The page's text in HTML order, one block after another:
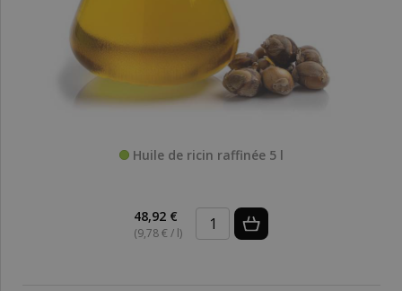
Huile de ricin raffinée 5 l
48,92 €
(9,78 € / l)